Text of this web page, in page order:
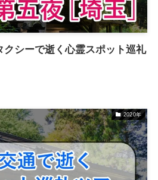
クシーで逝く心霊スポット巡礼
2020年